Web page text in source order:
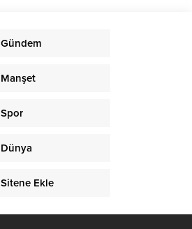
Gündem
Manşet
Spor
Dünya
Sitene Ekle